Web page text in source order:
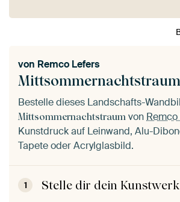
Mittsommernachtstraum
von Remco Lefers
Bestelle dieses Landschafts-
Mittsommernachtstraum von
Kunstdruck auf Leinwand, Alu-
Tapete oder Acrylglasbild.
1 Stelle dir dein